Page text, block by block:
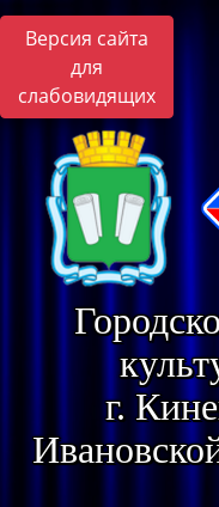
Версия сайта
для
слабовидящих
г.